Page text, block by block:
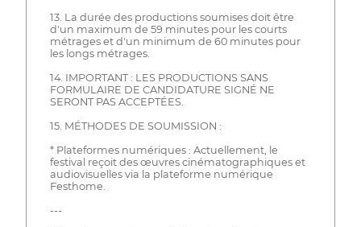
13. La durée des productions soumises doit être
d'un maximum de 59 minutes pour les courts
métrages et d'un minimum de 60 minutes pour
les longs métrages.
14. IMPORTANT : LES PRODUCTIONS SANS
FORMULAIRE DE CANDIDATURE SIGNÉ NE
SERONT PAS ACCEPTÉES.
15. MÉTHODES DE SOUMISSION :
* Plateformes numériques : Actuellement, le
festival reçoit des œuvres cinématographiques et
audiovisuelles via la plateforme numérique
Festhome.
---